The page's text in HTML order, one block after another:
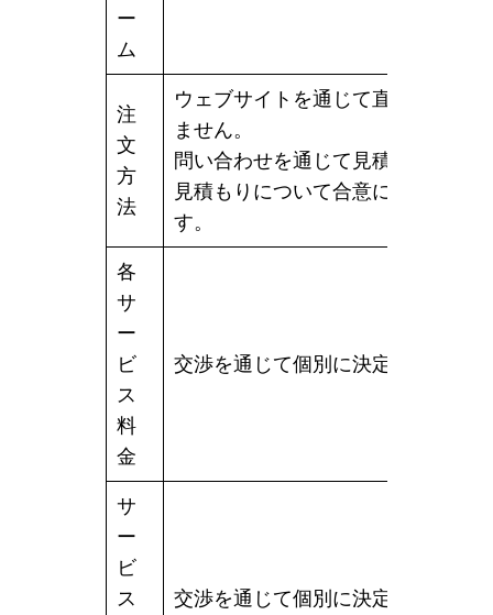
ー
ム
注
文
方
法
ウェブサイトを通じて直接ご注文
ません。
問い合わせを通じて見積依頼を頂
見積もりについて合意に達したと
す。
各
サ
ー
ビ
ス
料
金
交渉を通じて個別に決定。
サ
ー
ビ
ス
交渉を通じて個別に決定。